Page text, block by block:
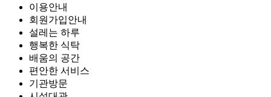
이용안내
회원가입안내
설레는 하루
행복한 식탁
배움의 공간
편안한 서비스
기관방문